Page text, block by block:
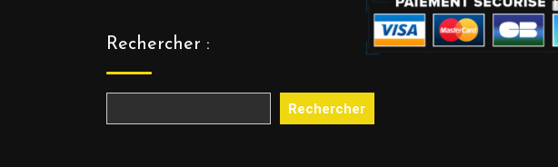
Rechercher :
Rechercher